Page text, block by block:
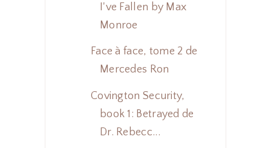
I've Fallen by Max
Monroe
Face à face, tome 2 de
Mercedes Ron
Covington Security,
book 1: Betrayed de
Dr. Rebecc...